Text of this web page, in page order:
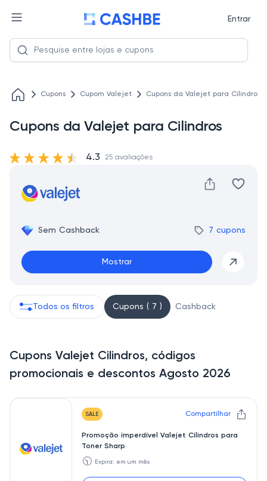
Entrar
Cupons Cupom Valejet Cupons da Valejet para Cilindros
Cupons da Valejet para Cilindros
Sem Cashback 7 cupons
Mostrar
4.3 25 avaliações
Todos os filtros Cupons ( 7 ) Cashback
Cupons Valejet Cilindros, códigos
promocionais e descontos Agosto 2026
SALE Compartilhar
Promoção imperdível Valejet Cilindros para
Toner Sharp
🕥 Expira: em um mês